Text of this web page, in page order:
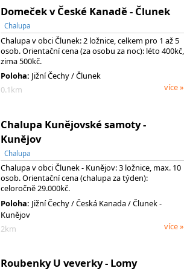
Domeček v České Kanadě - Člunek
Chalupa
Chalupa v obci Člunek: 2 ložnice, celkem pro 1 až 5
osob. Orientační cena (za osobu za noc): léto 400kč,
zima 500kč.
Poloha: Jižní Čechy / Člunek
0.1km
více »
Chalupa Kunějovské samoty -
Kunějov
Chalupa
Chalupa v obci Člunek - Kunějov: 3 ložnice, max. 10
osob. Orientační cena (chalupa za týden):
celoročně 29.000kč.
Poloha: Jižní Čechy/ Česká Kanada/ Člunek -
Kunějov
2km
více »
Roubenky U veverky - Lomy